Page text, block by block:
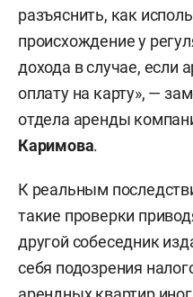
система
ставками 8% и
либо патентная
от
Последнее
ним
и налога на
выплаты для ИП
сохраняются).
разъяснить, как
происхождение у
дохода в случае, если
оплату на карту», —
отдела аренды
Каримова.
К реальным
такие проверки
другой собеседник
себя подозрения